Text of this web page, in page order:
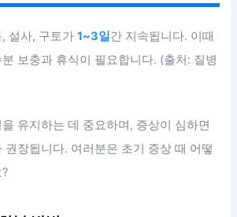
, 설사, 구토가1~3일간 지속됩니다. 이때
보충과 휴식이 필요합니다. (출처: 질병
유지하는 데 중요하며, 증상이 심하면
권장됩니다. 여러분은 초기 증상 때 어떻